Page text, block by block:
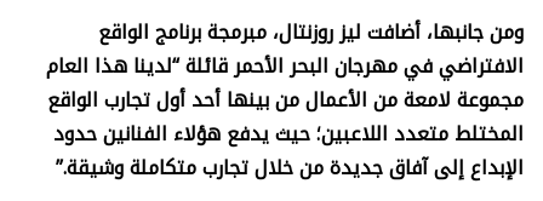
ومن جانبها، أضافت ليز روزنتال، مبرمجة برنامج الواقع
الافتراضي في مهرجان البحر الأحمر قائلة “لدينا هذا العام
مجموعة لامعة من الأعمال من بينها أحد أول تجارب الواقع
المختلط متعدد اللاعبين؛ حيث يدفع هؤلاء الفنانين حدود
الإبداع إلى آفاق جديدة من خلال تجارب متكاملة وشيقة.”